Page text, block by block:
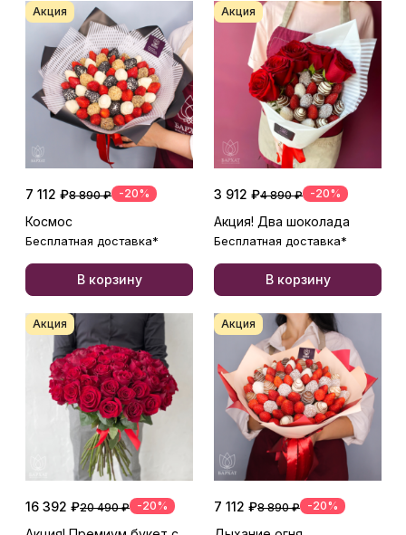
Акция
7 112 ₽8 890 ₽ -20%
Космос
Бесплатная доставка*
В корзину
Акция
3 912 ₽4 890 ₽ -20%
Акция! Два шоколада
Бесплатная доставка*
В корзину
Акция
16 392 ₽20 490 ₽ -20%
Акция
7 112 ₽8 890 ₽ -20%